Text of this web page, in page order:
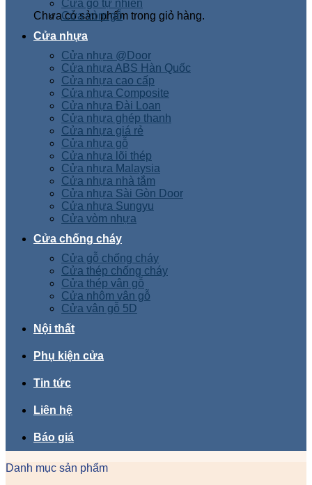
Chưa có sản phẩm trong giỏ hàng.
Cửa gỗ tự nhiên
Cửa vòm gỗ
Cửa nhựa
Cửa nhựa @Door
Cửa nhựa ABS Hàn Quốc
Cửa nhựa cao cấp
Cửa nhựa Composite
Cửa nhựa Đài Loan
Cửa nhựa ghép thanh
Cửa nhựa giá rẻ
Cửa nhựa gỗ
Cửa nhựa lõi thép
Cửa nhựa Malaysia
Cửa nhựa nhà tắm
Cửa nhựa Sài Gòn Door
Cửa nhựa Sungyu
Cửa vòm nhựa
Cửa chống cháy
Cửa gỗ chống cháy
Cửa thép chống cháy
Cửa thép vân gỗ
Cửa nhôm vân gỗ
Cửa vân gỗ 5D
Nội thất
Phụ kiện cửa
Tin tức
Liên hệ
Báo giá
Danh mục sản phẩm